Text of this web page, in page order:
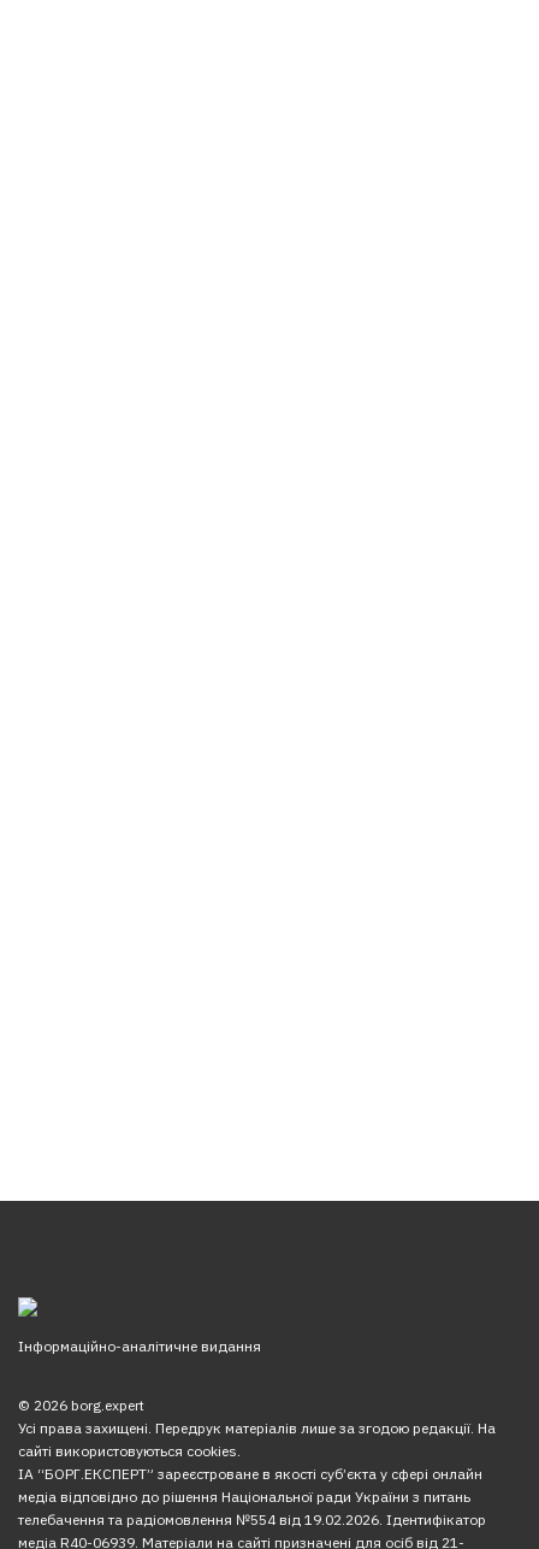
Інформаційно-аналітичне видання
© 2026 borg.expert
Усі права захищені. Передрук матеріалів лише за згодою редакції. На
сайті використовуються cookies.
ІА “БОРГ.ЕКСПЕРТ” зареєстроване в якості суб’єкта у сфері онлайн
медіа відповідно до рішення Національної ради України з питань
телебачення та радіомовлення №554 від 19.02.2026. Ідентифікатор
медіа R40-06939. Матеріали на сайті призначені для осіб від 21-